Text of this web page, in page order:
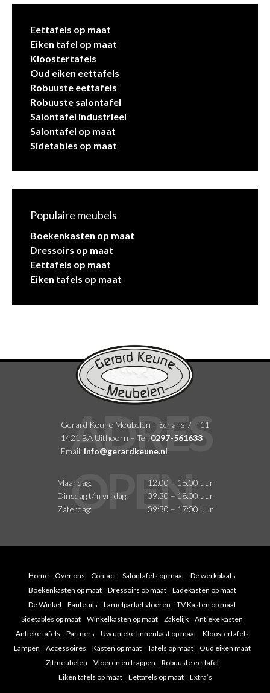
Eettafels op maat
Eiken tafel op maat
Kloostertafels
Oud eiken eettafels
Robuuste eettafels
Robuuste salontafel
Salontafel industrieel
Salontafel op maat
Sidetables op maat
Populaire meubels
Boekenkasten op maat
Dressoirs op maat
Eettafels op maat
Eiken tafels op maat
Gerard Keune Meubelen – Schans 7 – 11
1421 BA Uithoorn – Tel: 0297-561633
Email: info@gerardkeune.nl
Maandag:
12:00 – 18:00 uur
Dinsdag t/m vrijdag:
09:30 – 18:00 uur
Zaterdag:
09:30 – 17:00 uur
Home Over ons Contact Salontafels op maat
De werkplaats
Boekenkasten op maat
Dressoirs op maat
Ladekasten op maat
De Winkel
Fauteuils Lamelparket vloeren
TV Kasten op maat
Sidetables op maat
Winkelkasten op maat Zakelijk
Antieke kasten
Antieke tafels
Partners Uw unieke linnenkast op maat
Kloostertafels
Lampen
Accessoires Kasten op maat Tafels op maat
Oud eiken maat
Zitmeubelen
Vloeren en trappen
Robuuste eettafel
Eiken tafels op maat
Eettafels op maat Extra’s